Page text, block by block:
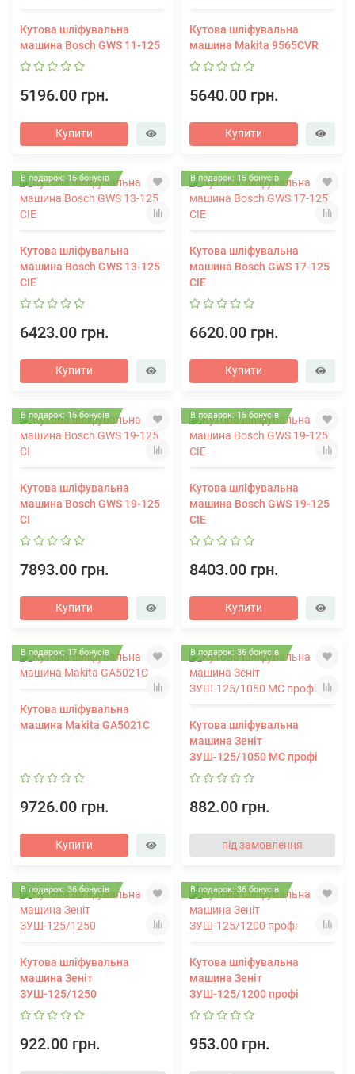
Кутова шліфувальна
машина Bosch GWS 11-125
5196.00 грн.
Купити
Кутова шліфувальна
машина Makita 9565CVR
5640.00 грн.
Купити
В подарок: 15 бонусів
Кутова шліфувальна
машина Bosch GWS 13-125
CIE
6423.00 грн.
Купити
В подарок: 15 бонусів
Кутова шліфувальна
машина Bosch GWS 17-125
CIE
6620.00 грн.
Купити
В подарок: 15 бонусів
Кутова шліфувальна
машина Bosch GWS 19-125
CI
7893.00 грн.
Купити
В подарок: 15 бонусів
Кутова шліфувальна
машина Bosch GWS 19-125
CIE
8403.00 грн.
Купити
В подарок: 17 бонусів
Кутова шліфувальна
машина Makita GA5021С
9726.00 грн.
Купити
В подарок: 36 бонусів
Кутова шліфувальна
машина Зеніт
ЗУШ-125/1050 МС профі
882.00 грн.
під замовлення
В подарок: 36 бонусів
Кутова шліфувальна
машина Зеніт
ЗУШ-125/1250
922.00 грн.
В подарок: 36 бонусів
Кутова шліфувальна
машина Зеніт
ЗУШ-125/1200 профі
953.00 грн.